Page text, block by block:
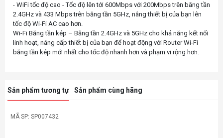
- WiFi tốc độ cao - Tốc độ lên tới 600Mbps với 200Mbps trên băng tần
2.4GHz và 433 Mbps trên băng tần 5GHz, nâng thiết bị của bạn lên
tốc độ Wi-Fi AC cao hơn.
Wi-Fi Băng tần kép – Băng tần 2.4GHz và 5GHz cho khả năng kết nối
linh hoạt, nâng cấp thiết bị của bạn để hoạt động với Router Wi-Fi
Sản phẩm tương tự Sản phẩm cùng hãng
MÃ SP: SP007432